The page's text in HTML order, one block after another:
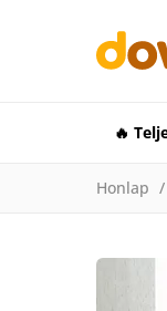
🔥
Honlap